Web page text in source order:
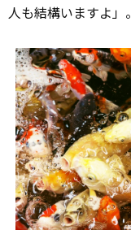
人も結構いますよ」。